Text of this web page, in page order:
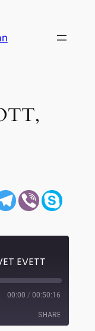
EVETT
00:00 / 00:50:16
SHARE